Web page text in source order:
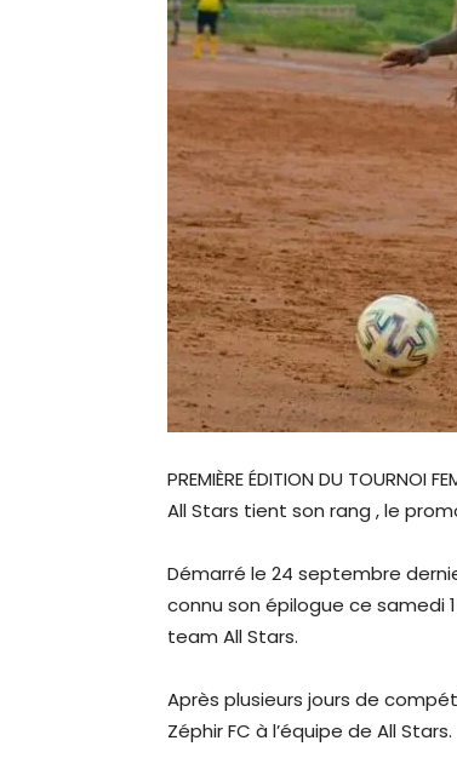
PREMIÈRE ÉDITION DU TOURNOI
All Stars tient son rang , le
Démarré le 24 septembre
connu son épilogue ce samedi
team All Stars.
Après plusieurs jours de
Zéphir FC à l’équipe de All Stars.